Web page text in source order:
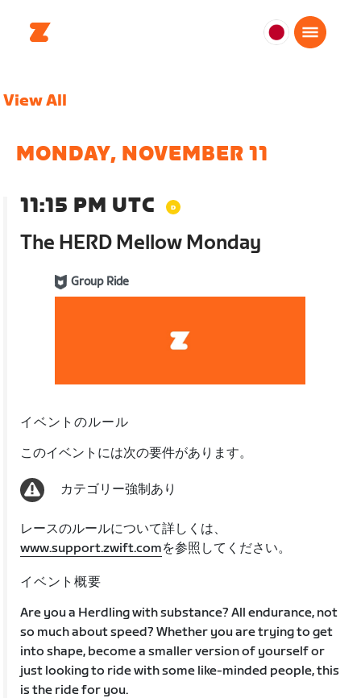
日
View All
MONDAY, NOVEMBER 11
11:15 PM UTC
The HERD Mellow Monday
Group Ride
イベントのルール
このイベントには次の要件があります。
カテゴリー強制あり
レースのルールについて詳しくは、
www.support.zwift.comを参照してください。
イベント概要
Are you a Herdling with substance? All endurance, not
so much about speed? Whether you are trying to get
into shape, become a smaller version of yourself or
just looking to ride with some like-minded people, this
is the ride for you.